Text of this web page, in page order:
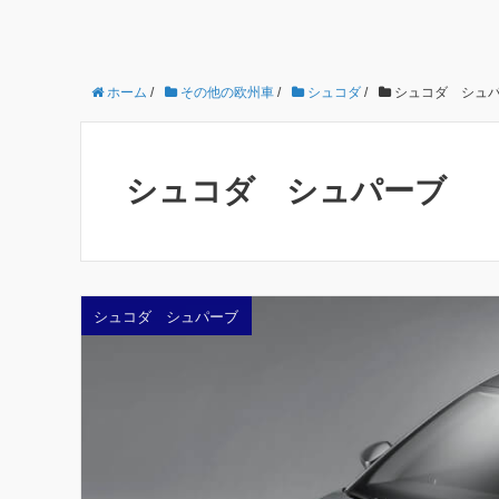
ホーム / その他の欧州車 / シュコダ / シュコダ シュ
シュコダ シュパーブ
シュコダ シュパーブ